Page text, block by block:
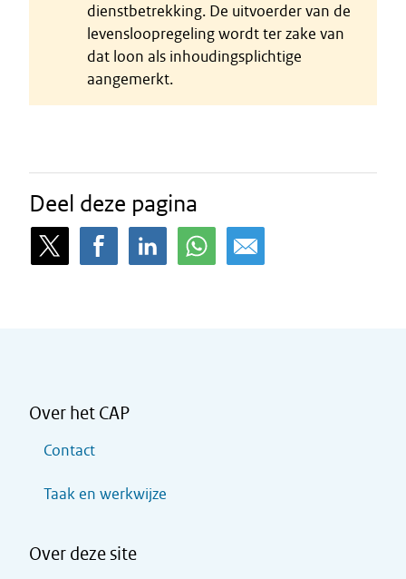
dienstbetrekking. De uitvoerder van de
levensloopregeling wordt ter zake van
dat loon als inhoudingsplichtige
aangemerkt.
Deel deze pagina
Over het CAP
Contact
Taak en werkwijze
Over deze site